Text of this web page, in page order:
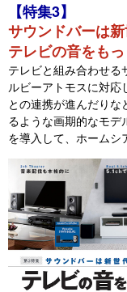
【特集3】
サウンドバーは
テレビの音をも
テレビと組み合わせる
ルビーアトモスに対
との連携が進んだり
るような画期的なモデ
を導入して、ホームシ